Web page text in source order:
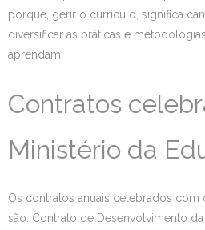
porque, gerir o currículo, significa
diversificar as práticas e
aprendam.
Contratos
Ministério da
Os contratos anuais celebrados com
são: Contrato de Desenvolvimento